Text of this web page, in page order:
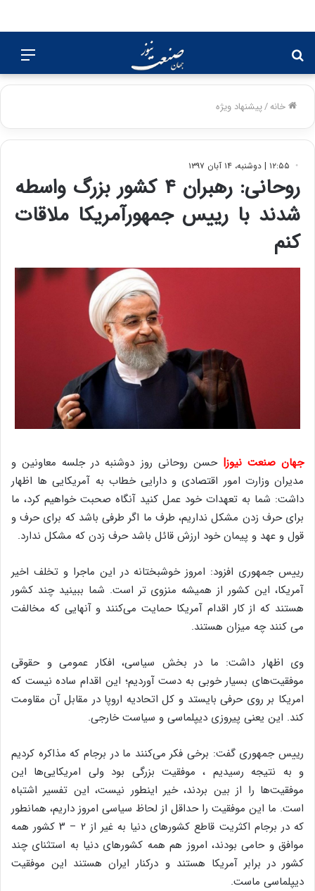
برای
خانه/پیشنهاد ویژه
۱۲:۵۵ | دوشنبه، ۱۴ آبان ۱۳۹۷
روحانی: رهبران ۴ کشور بزرگ واسطه
شدند با رییس جمهورآمریکا ملاقات
کنم
جهان صنعت نیوز| حسن روحانی روز دوشنبه در جلسه معاونین و
مدیران وزارت امور اقتصادی و دارایی خطاب به آمریکایی ها اظهار
داشت: شما به تعهدات خود عمل کنید آنگاه صحبت خواهیم کرد، ما
برای حرف زدن مشکل نداریم، طرف ما اگر طرفی باشد که برای حرف و
قول و عهد و پیمان خود ارزش قائل باشد حرف زدن که مشکل ندارد.
رییس جمهوری افزود: امروز خوشبختانه در این ماجرا و تخلف اخیر
آمریکا، این کشور از همیشه منزوی تر است. شما ببینید چند کشور
هستند که از کار اقدام آمریکا حمایت می‌کنند و آنهایی که مخالفت
می کنند چه میزان هستند.
وی اظهار داشت: ما در بخش سیاسی، افکار عمومی و حقوقی
موفقیت‌های بسیار خوبی به دست آوردیم؛ این اقدام ساده نیست که
امریکا بر روی حرفی بایستد و کل اتحادیه اروپا در مقابل آن مقاومت
کند. این یعنی پیروزی دیپلماسی و سیاست خارجی.
رییس جمهوری گفت: برخی فکر می‌کنند ما در برجام که مذاکره کردیم
و به نتیجه رسیدیم ، موفقیت بزرگی بود ولی امریکایی‌ها این
موفقیت‌ها را از بین بردند، خیر اینطور نیست، این تفسیر اشتباه
است. ما این موفقیت را حداقل از لحاظ سیاسی امروز داریم، همانطور
که در برجام اکثریت قاطع کشورهای دنیا به غیر از ۲ – ۳ کشور همه
موافق و حامی بودند، امروز هم همه کشورهای دنیا به استثنای چند
کشور در برابر آمریکا هستند و درکنار ایران هستند این موفقیت
دیپلماسی ماست.